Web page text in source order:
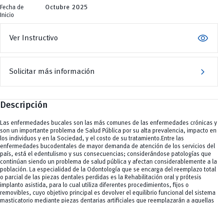
y Agropecuarias
Salud Humana y Bienestar
Fecha de
Inicio
Octubre 2025
Ver Instructivo visibility
Solicitar más información chevron_right
Descripción
Las enfermedades bucales son las más comunes de las enfermedades crónicas y
son un importante problema de Salud Pública por su alta prevalencia, impacto en
los individuos y en la Sociedad, y el costo de su tratamiento.Entre las
enfermedades bucodentales de mayor demanda de atención de los servicios del
país, está el edentulismo y sus consecuencias; considerándose patologías que
continúan siendo un problema de salud pública y afectan considerablemente a la
población. La especialidad de la Odontología que se encarga del reemplazo total
o parcial de las piezas dentales perdidas es la Rehabilitación oral y prótesis
implanto asistida, para lo cual utiliza diferentes procedimientos, fijos o
removibles, cuyo objetivo principal es devolver el equilibrio funcional del sistema
masticatorio mediante piezas dentarias artificiales que reemplazarán a aquellas